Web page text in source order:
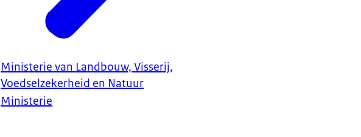
Ministerie van Landbouw, Visserij,
Voedselzekerheid en Natuur
Ministerie